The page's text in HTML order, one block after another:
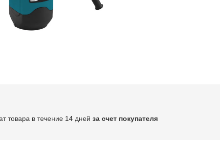
товара в течение 14 дней за счет покупателя